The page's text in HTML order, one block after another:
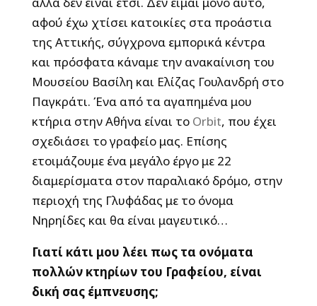
αφού έχω χτίσει κατοικίες στα προάστια
της Αττικής, σύγχρονα εμπορικά κέντρα
και πρόσφατα κάναμε την ανακαίνιση του
Μουσείου Βασίλη και Ελίζας Γουλανδρή στο
Παγκράτι. Ένα από τα αγαπημένα μου
κτήρια στην Αθήνα είναι το Orbit, που έχει
σχεδιάσει το γραφείο μας. Επίσης
ετοιμάζουμε ένα μεγάλο έργο με 22
διαμερίσματα στον παραλιακό δρόμο, στην
περιοχή της Γλυφάδας με το όνομα
Νηρηίδες και θα είναι μαγευτικό…
Γιατί κάτι μου λέει πως τα ονόματα
πολλών κτηρίων του Γραφείου, είναι
δική σας έμπνευσης;